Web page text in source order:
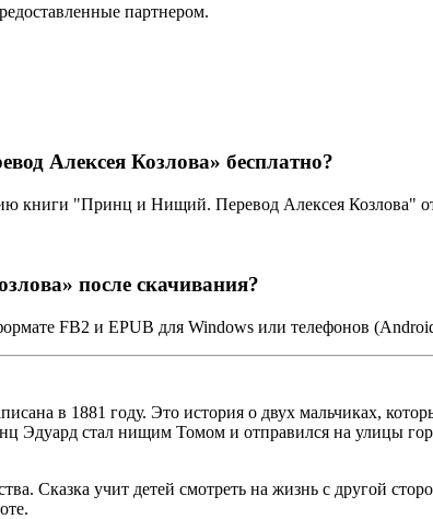
партнером.
Алексея Козлова» бесплатно?
книги "Принц и Нищий. Перевод Алексея Козлова"
после скачивания?
FB2 и EPUB для Windows или телефонов
в 1881 году. Это история о двух мальчиках,
Эдуард стал нищим Томом и отправился на улицы
Сказка учит детей смотреть на жизнь с другой